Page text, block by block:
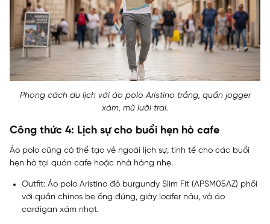
Phong cách du lịch với áo polo Aristino trắng, quần jogger
xám, mũ lưỡi trai.
Công thức 4: Lịch sự cho buổi hẹn hò cafe
Áo polo cũng có thể tạo vẻ ngoài lịch sự, tinh tế cho các buổi
hẹn hò tại quán cafe hoặc nhà hàng nhẹ.
Outfit: Áo polo Aristino đỏ burgundy Slim Fit (APSM05AZ) phối
với quần chinos be ống đứng, giày loafer nâu, và áo
cardigan xám nhạt.